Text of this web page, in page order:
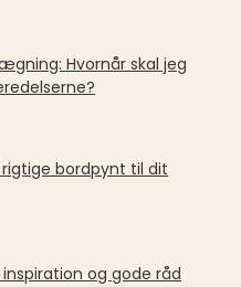
Hvornår skal jeg
bordpynt til dit
og gode råd